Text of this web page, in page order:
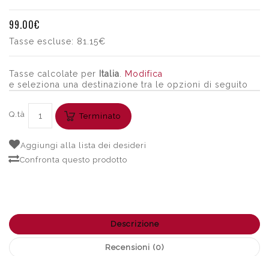
99.00€
Tasse escluse: 81.15€
Tasse calcolate per Italia
Modifica
e seleziona una destinazione tra le opzioni di seguito
Q.tà Terminato
Aggiungi alla lista dei desideri
Confronta questo prodotto
Descrizione
Recensioni (0)